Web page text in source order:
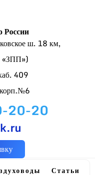
России
ш. 18 км,
409
20-20
Статьи